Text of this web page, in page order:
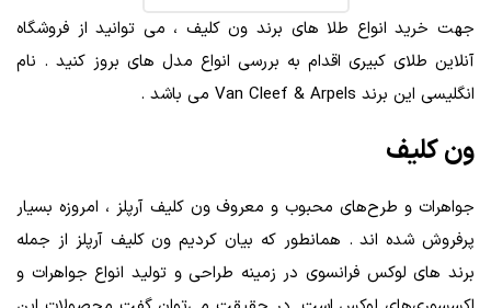
جهت خرید انواع طلا های برند ون کلیف ، می توانید از فروشگاه
آنلاین طلای کبیری اقدام به بررسی انواع مدل های بروز کنید . نام
انگلیسی این برند Van Cleef & Arpels می باشد .
ون کلیف
جواهرات و طرح‌های محبوب و معروف ون کلیف آرپلز ، امروزه بسیار
پرفروش شده اند . همانطور که بیان کردیم ون کلیف آرپلز از جمله
برند های لوکس فرانسوی در زمینه طراحی و تولید انواع جواهرات و